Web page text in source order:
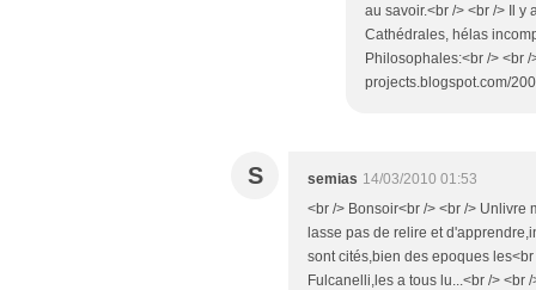
au savoir.<br /> <br /> Il
Cathédrales, hélas
Philosophales:<br /> <br /
projects.blogspot.com/
S semias 14/03/2010 01:53
<br /> Bonsoir<br /> <br />
lasse pas de relire et
sont cités,bien des epoques
Fulcanelli,les a tous lu...<br /> <br /